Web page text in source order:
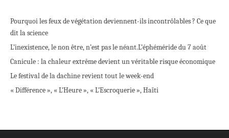
Pourquoi les feux de végétation deviennent-ils incontrôlables ? Ce que
dit la science
L’inexistence, le non être, n’est pas le néant.L’éphéméride du 7 août
Canicule : la chaleur extrême devient un véritable risque économique
Le festival de la dachine revient tout le week-end
« Différence », « L’Heure », « L’Escroquerie », Haïti